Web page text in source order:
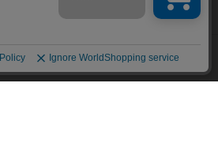
とで、Cookieの使用に同意したものとみな
同意して閉じる